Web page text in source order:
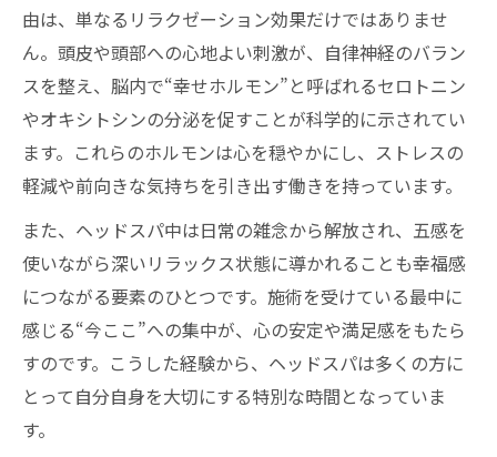
脳科学が証明するヘッドスパの癒やし力
ヘッドスパ体験後の幸福感の持続性につい
て
ヘッドスパで得られる深い安心感の正体
脳科学で解き明かすヘッドスパの魅力
は
幸せホルモン分泌とヘッドスパの関係性
脳科学が示すヘッドスパと幸福感の秘密
ヘッドスパで自律神経が整う理由を解説
ヘッドスパがストレス耐性を高める仕組み
由は、単なるリラクゼーション効果だけではありませ
ん。頭皮や頭部への心地よい刺激が、自律神経のバラン
スを整え、脳内で“幸せホルモン”と呼ばれるセロトニン
やオキシトシンの分泌を促すことが科学的に示されてい
ます。これらのホルモンは心を穏やかにし、ストレスの
軽減や前向きな気持ちを引き出す働きを持っています。
また、ヘッドスパ中は日常の雑念から解放され、五感を
使いながら深いリラックス状態に導かれることも幸福感
につながる要素のひとつです。施術を受けている最中に
感じる“今ここ”への集中が、心の安定や満足感をもたら
すのです。こうした経験から、ヘッドスパは多くの方に
とって自分自身を大切にする特別な時間となっていま
す。